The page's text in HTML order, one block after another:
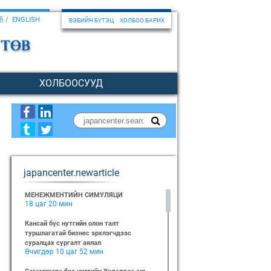
ВЭБИЙН БҮТЭЦ ХОЛБОО БАРИХ
ENGLISH
ХОЛБООСУУД
japancenter.newarticle
МЕНЕЖМЕНТИЙН СИМУЛЯЦИ
18 цаг 20 мин
Кансай бүс нутгийн олон талт
туршлагатай бизнес эрхлэгчдээс
суралцах сургалт аялал
Өчигдөр 10 цаг 52 мин